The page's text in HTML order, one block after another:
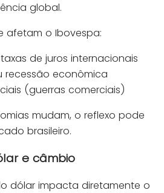
global.
afetam o Ibovespa:
de juros internacionais
recessão econômica
(guerras comerciais)
mudam, o reflexo pode
brasileiro.
e câmbio
dólar impacta diretamente o